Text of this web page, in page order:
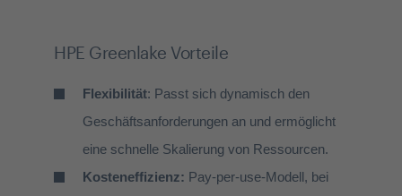
HPE Greenlake Vorteile
Flexibilität: Passt sich dynamisch den
Geschäftsanforderungen an und ermöglicht
eine schnelle Skalierung von Ressourcen.
Kosteneffizienz: Pay-per-use-Modell, bei